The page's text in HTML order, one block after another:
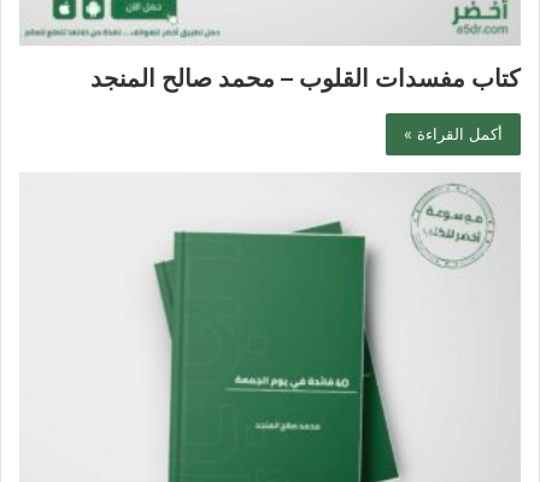
كتاب مفسدات القلوب – محمد صالح المنجد
أكمل القراءة »